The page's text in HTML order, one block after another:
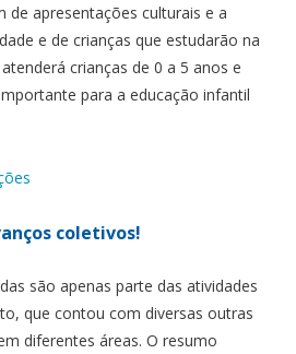
de apresentações culturais e a
e de crianças que estudarão na
crianças de 0 a 5 anos e
para a educação infantil
coletivos!
são apenas parte das atividades
que contou com diversas outras
diferentes áreas. O resumo